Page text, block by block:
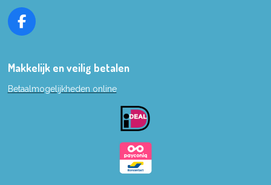
F
e
o
Makkelijk en veilig betalen
Betaalmogelijkheden online